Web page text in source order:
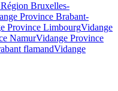
Bruxelles-
Province Brabant-
Province LimbourgVidange
NamurVidange Province
flamandVidange